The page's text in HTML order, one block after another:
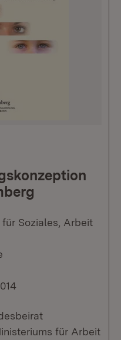
Soziales, Arbeit
für Arbeit